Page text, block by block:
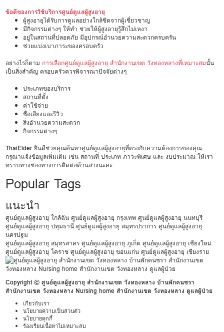
ข้อดีของการใช้บริการศูนย์ดูแลผู้สูงอายุ
ผู้สูงอายุได้รับการดูแลอย่างใกล้ชิดจากผู้เชี่ยวชาญ
มีกิจกรรมต่างๆ ให้ทำ ช่วยให้ผู้สูงอายุรู้สึกไม่เหงา
อยู่ในสถานที่ปลอดภัย มีอุปกรณ์อำนวยความสะดวกครบครัน
ช่วยแบ่งเบาภาระของครอบครัว
อย่างไรก็ตาม การเลือกศูนย์ดูแลผู้สูงอายุ สำนักงานเขต วังทองหลางที่เหมาะสมนั้น
เป็นสิ่งสำคัญ ครอบครัวควรพิจารณาปัจจัยต่างๆ
ประเภทของบริการ
สถานที่ตั้ง
ค่าใช้จ่าย
ชื่อเสียงและรีวิว
สิ่งอำนวยความสะดวก
กิจกรรมต่างๆ
ThaiElder ยินดีช่วยคุณค้นหาศูนย์ดูแลผู้สูงอายุที่ตรงกับความต้องการของคุณ
กรุณาแจ้งข้อมูลเพิ่มเติม เช่น สถานที่ ประเภท ภาวะพิเศษ และ งบประมาณ ให้เรา
ทราบทางช่องทางการติดต่อด้านล่างนะคะ
Popular Tags
แนะนำ
ศูนย์ดูแลผู้สูงอายุ ใกล้ฉัน ศูนย์ดูแลผู้สูงอายุ กรุงเทพ ศูนย์ดูแลผู้สูงอายุ นนทบุรี
ศูนย์ดูแลผู้สูงอายุ ปทุมธานี ศูนย์ดูแลผู้สูงอายุ สมุทรปราการ ศูนย์ดูแลผู้สูงอายุ
นครปฐม
ศูนย์ดูแลผู้สูงอายุ สมุทรสาคร ศูนย์ดูแลผู้สูงอายุ ภูเก็ต ศูนย์ดูแลผู้สูงอายุ เชียงใหม่
ศูนย์ดูแลผู้สูงอายุ โคราช ศูนย์ดูแลผู้สูงอายุ ขอนแก่น ศูนย์ดูแลผู้สูงอายุ เชียงราย
Copyright © ศูนย์ดูแลผู้สูงอายุ สำนักงานเขต วังทองหลาง บ้านพักคนชรา
สำนักงานเขต วังทองหลาง Nursing home สำนักงานเขต วังทองหลาง ดูแลผู้ป่วย
เกี่ยวกับเรา
นโยบายความเป็นส่วนตัว
นโยบายคุกกี้
ร้องเรียนเนื้อหาไม่เหมาะสม